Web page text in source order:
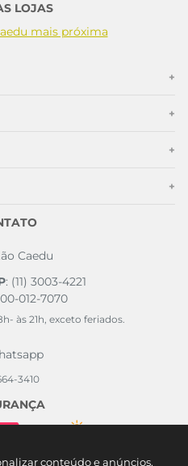
conteúdo e anúncios,
LOJAS
mais próxima
+
+
+
+
Caedu
: (11) 3003-4221
012-7070
às 21h, exceto feriados.
3410
PAGAMENTO